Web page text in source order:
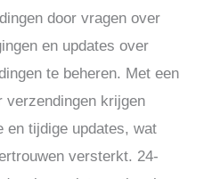
door vragen over
en updates over
te beheren. Met een
verzendingen krijgen
en tijdige updates, wat
versterkt. 24-